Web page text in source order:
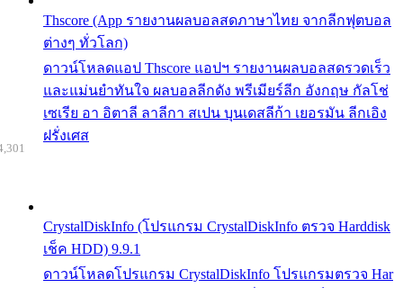
Thscore (App รายงานผลบอลสดภาษาไทย จากลีกฟุตบอล
ต่างๆ ทั่วโลก)
ดาวน์โหลดแอป Thscore แอปฯ รายงานผลบอลสดรวดเร็ว
และแม่นยำทันใจ ผลบอลลีกดัง พรีเมียร์ลีก อังกฤษ กัลโช่
เซเรีย อา อิตาลี ลาลีกา สเปน บุนเดสลีก้า เยอรมัน ลีกเอิง
ฝรั่งเศส
CrystalDiskInfo (โปรแกรม CrystalDiskInfo ตรวจ Harddisk
เช็ค HDD) 9.9.1
ดาวน์โหลดโปรแกรม CrystalDiskInfo โปรแกรมตรวจ Har